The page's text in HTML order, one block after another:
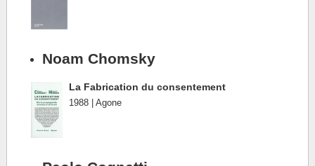
Noam Chomsky
La Fabrication du consentement
1988 | Agone